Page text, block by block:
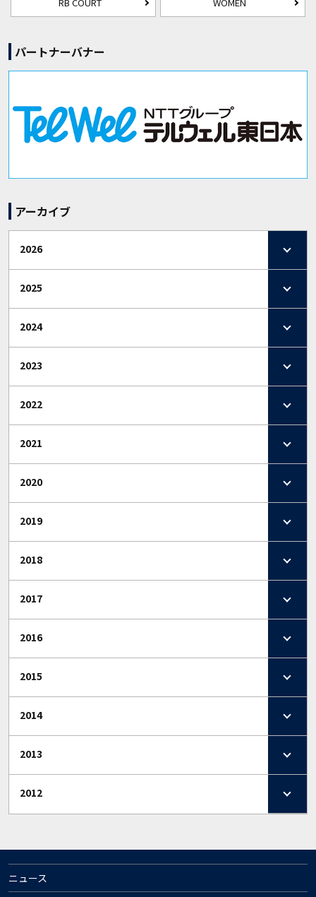
パートナーバナー
アーカイブ
2026
2025
2024
2023
2022
2021
2020
2019
2018
2017
2016
2015
2014
2013
2012
ニュース